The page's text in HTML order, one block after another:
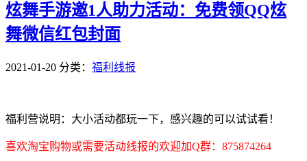
炫舞手游邀1人助力活动：免费领QQ炫
舞微信红包封面
2021-01-20 分类： 福利线报
福利营说明：大小活动都玩一下，感兴趣的可以试试看！
喜欢淘宝购物或需要活动线报的欢迎加Q群：875874264